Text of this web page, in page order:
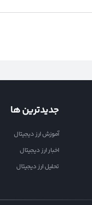
جدیدترین ها
آموزش ارز دیجیتال
اخبار ارز دیجیتال
تحلیل ارز دیجیتال